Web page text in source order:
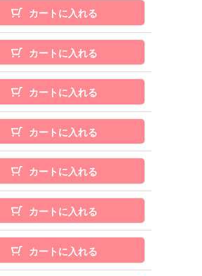
カートに入れる
カートに入れる
カートに入れる
カートに入れる
カートに入れる
カートに入れる
カートに入れる